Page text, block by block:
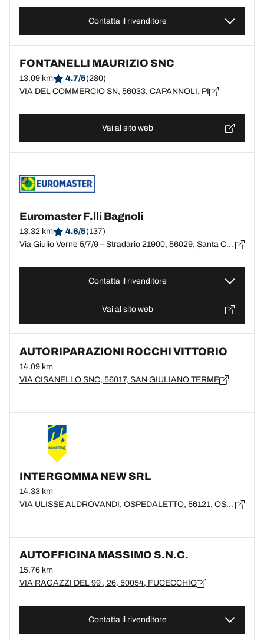
Contatta il rivenditore
FONTANELLI MAURIZIO SNC
13.09 km 4.7/5(280)
VIA DEL COMMERCIO SN, 56033, CAPANNOLI, PI
Vai al sito web
Euromaster F.lli Bagnoli
13.32 km 4.6/5(137)
Via Giulio Verne 5/7/9 – Stradario 21900, 56029, Santa Croce Sull'Arno, Pisa
Contatta il rivenditore
Vai al sito web
AUTORIPARAZIONI ROCCHI VITTORIO
14.09 km
VIA CISANELLO SNC, 56017, SAN GIULIANO TERME
INTERGOMMA NEW SRL
14.33 km
VIA ULISSE ALDROVANDI, OSPEDALETTO, 56121, OSPEDALETTO, PI
AUTOFFICINA MASSIMO S.N.C.
15.76 km
VIA RAGAZZI DEL 99 , 26, 50054, FUCECCHIO
Contatta il rivenditore